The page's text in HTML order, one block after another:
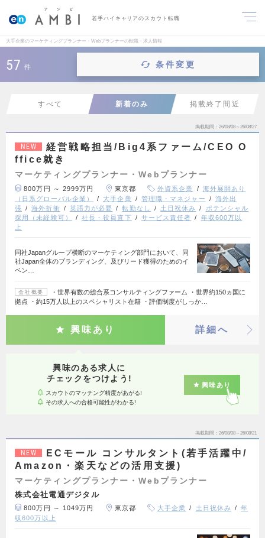
若手ハイキャリアのスカウト転職
大手企業のマーケティングプランナー・Webプランナーの転職・求人情報
57 件 条件変更
すべて 新着のみ 掲載終了間近
掲載期間 26/08/08～26/08/27
NEW
経営戦略担当/Big4系ファーム/CEO O
ffice就き
マーケティングプランナー・Webプランナー
800万円 ～ 2999万円 東京都 外資系企業
海外展開あり
（日系グローバル企業）
大手企業 管理職・マネジャー
海外出
張
海外折衝 英語力が必要 転勤なし 土日祝休み
ポテンシャル
採用（未経験可）
社長・役員直下 サービス責任者
年収600万以
上
同社Japanグループ横断のマーケティング部門において、同
社Japan全体のブランディング、及びリード獲得のためのイ
ベン…
会社概要
・世界有数の総合系コンサルティングファーム ・世界約150ヵ国に
拠点 ・約15万人以上のスペシャリスト在籍 ・評価制度がしっか…
興味あり 詳細へ
興味のある求人に
チェックをつけよう!
スカウトのマッチング精度があがる!
その求人への合格可能性がわかる!
興味あり
掲載期間 26/08/08～26/08/21
NEW
ECモール コンサルタント(若手活躍中/
Amazon・楽天などの活用支援)
マーケティングプランナー・Webプランナー
株式会社電通デジタル
800万円 ～ 1049万円 東京都 大手企業 土日祝休み
年
収600万以上